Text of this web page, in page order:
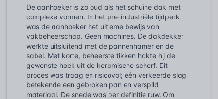
De aanhoeker is zo oud als het schuine dak met
complexe vormen. In het pre-industriële tijdperk
was de aanhoeker het ultieme bewijs van
vakbeheerschap. Geen machines. De dakdekker
werkte uitsluitend met de pannenhamer en de
sabel. Met korte, beheerste tikken hakte hij de
gewenste hoek uit de keramische scherf. Dit
proces was traag en risicovol; één verkeerde slag
betekende een gebroken pan en verspild
materiaal. De snede was per definitie ruw. Om